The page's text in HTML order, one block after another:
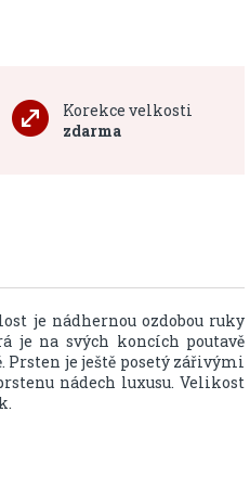
Korekce velkosti
zdarma
je nádhernou ozdobou ruky
je na svých koncích poutavě
je ještě posetý zářivými
nádech luxusu. Velikost